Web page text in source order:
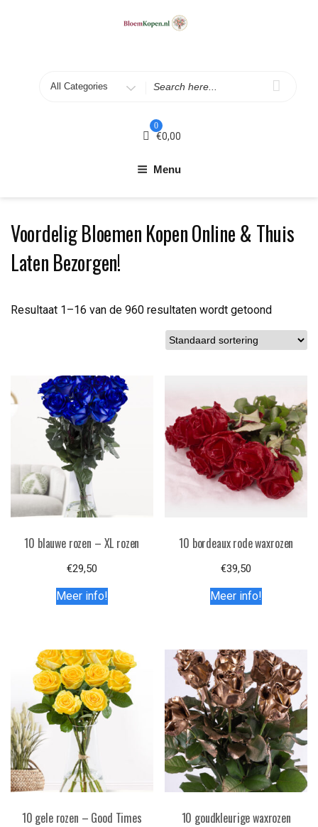
0
€0,00
Menu
Voordelig Bloemen Kopen Online & Thuis
Laten Bezorgen!
Resultaat 1–16 van de 960 resultaten wordt getoond
10 blauwe rozen – XL rozen
€29,50
Meer info!
10 bordeaux rode waxrozen
€39,50
Meer info!
10 gele rozen – Good Times 10 goudkleurige waxrozen